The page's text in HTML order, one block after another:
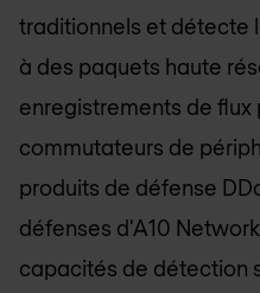
traditionnels et détecte
à des paquets haute
enregistrements de
commutateurs de
produits de défense
défenses d'A10
capacités de détection